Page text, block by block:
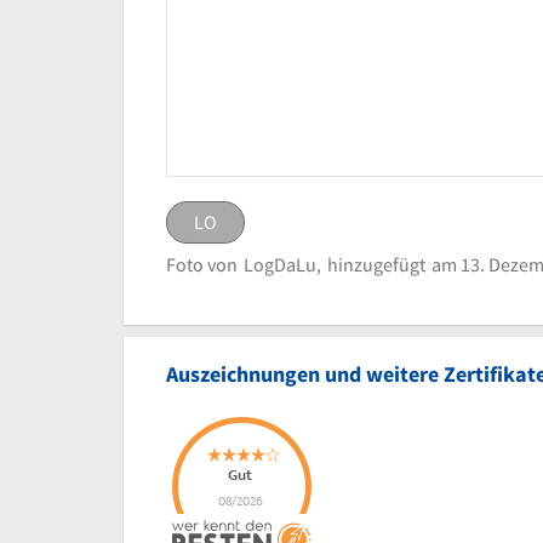
Logo toom
LO
eingestellt vonLogDaLu
LO
Foto von LogDaLu, hinzugefügt am 13.
Auszeichnungen und weitere